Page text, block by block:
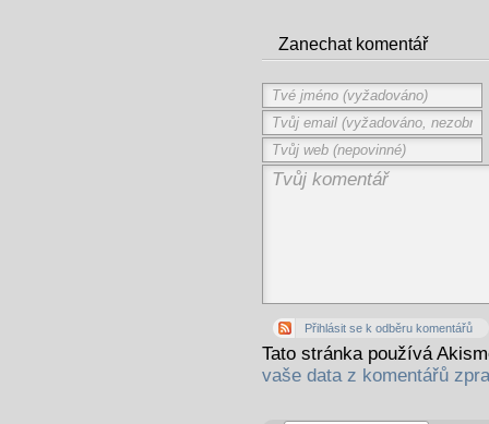
Zanechat komentář
Přihlásit se k odběru komentářů
Tato stránka používá
vaše data z komentářů